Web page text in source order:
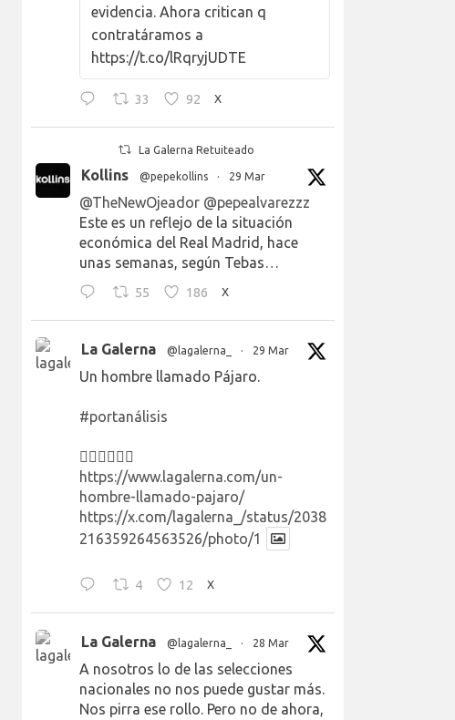
evidencia. Ahora critican q
contratáramos a
https://t.co/lRqryjUDTE
33 92 X
La Galerna Retuiteado
Kollins @pepekollins · 29 Mar
@TheNewOjeador @pepealvarezzz
Este es un reflejo de la situación
económica del Real Madrid, hace
unas semanas, según Tebas…
55 186 X
La Galerna @lagalerna_ · 29 Mar
Un hombre llamado Pájaro.
#portanálisis
👉🏻👉🏻👉🏻
https://www.lagalerna.com/un-
hombre-llamado-pajaro/
https://x.com/lagalerna_/status/2038
216359264563526/photo/1
4 12 X
La Galerna @lagalerna_ · 28 Mar
A nosotros lo de las selecciones
nacionales no nos puede gustar más.
Nos pirra ese rollo. Pero no de ahora,